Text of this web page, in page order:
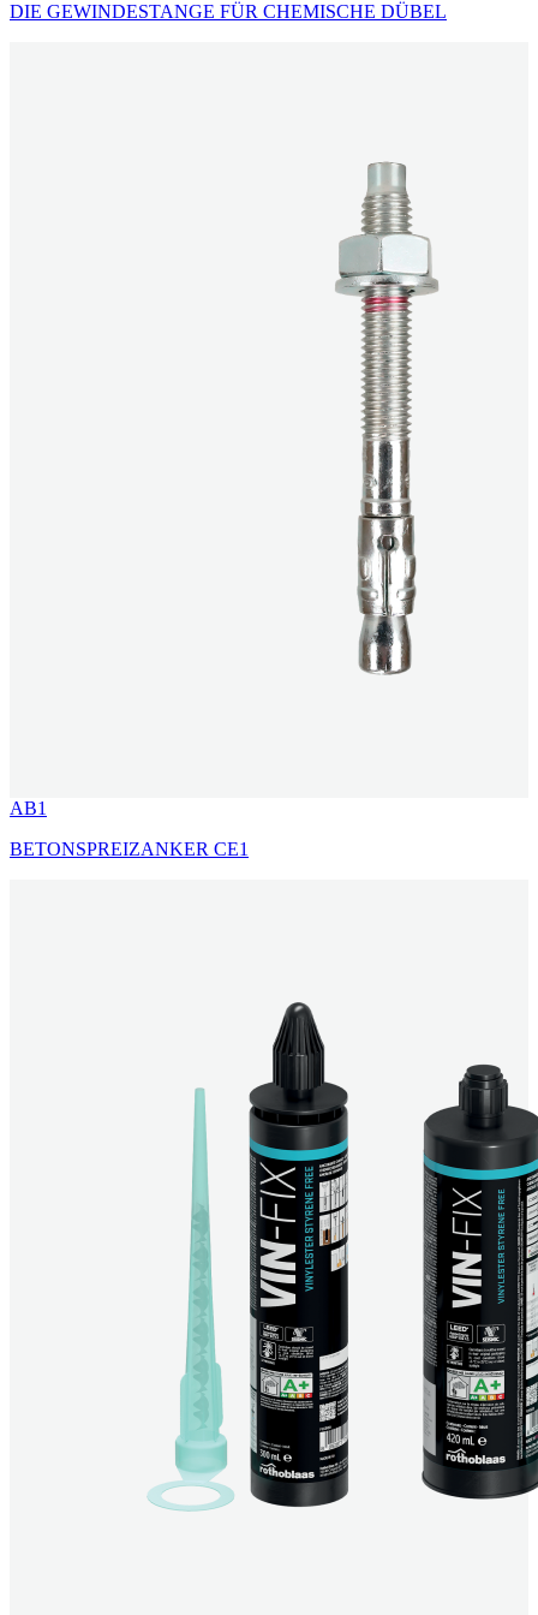
DIE GEWINDESTANGE FÜR CHEMISCHE DÜBEL
AB1
BETONSPREIZANKER CE1